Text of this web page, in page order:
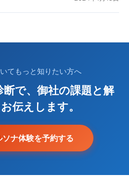
てもっと知りたい方へ
で、御社の課題と解
伝えします。
ナ体験を予約する